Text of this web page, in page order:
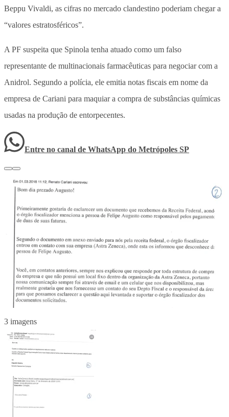
Beppu Vivaldi, as cifras no mercado clandestino poderiam chegar a
“valores estratosféricos”.
A PF suspeita que Spinola tenha atuado como um falso
representante de multinacionais farmacêuticas para negociar com a
Anidrol. Segundo a polícia, ele emitia notas fiscais em nome da
empresa de Cariani para maquiar a compra de substâncias químicas
usadas na produção de entorpecentes.
Entre no canal de WhatsApp do Metrópoles SP
3 imagens